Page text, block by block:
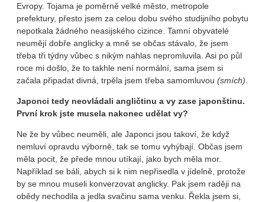
Evropy. Tojama je poměrně velké město, metropole
prefektury, přesto jsem za celou dobu svého studijního pobytu
nepotkala žádného neasijského cizince. Tamní obyvatelé
neumějí dobře anglicky a mně se občas stávalo, že jsem
třeba tři týdny vůbec s nikým nahlas nepromluvila. Asi po půl
roce mi došlo, že to takhle není normální, sama jsem si
začala připadat divná, trpěla jsem třeba samomluvou (smích)
Japonci tedy neovládali angličtinu a vy zase japonštinu.
První krok jste musela nakonec udělat vy?
Ne že by vůbec neuměli, ale Japonci jsou takoví, že když
nemluví opravdu výborně, tak se tomu vyhýbají. Občas jsem
měla pocit, že přede mnou utíkají, jako bych měla mor.
Například se báli, abych si k nim nepřisedla v jídelně, protože
by se mnou museli konverzovat anglicky. Pak jsem raději na
obědy nechodila a jedla svačinu sama venku. Řekla jsem si,